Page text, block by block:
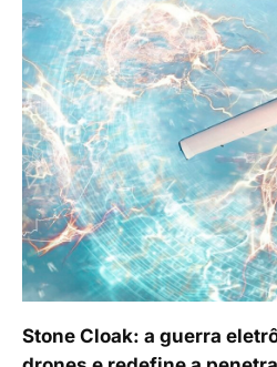
Stone Cloak: a guerra